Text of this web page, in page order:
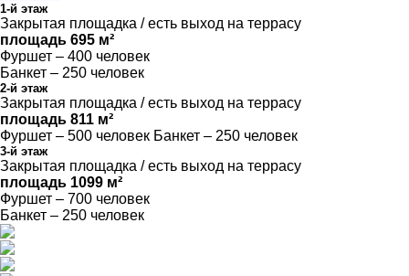
1-й этаж
Закрытая площадка / есть выход на террасу
площадь 695 м²
Фуршет – 400 человек
Банкет – 250 человек
2-й этаж
Закрытая площадка / есть выход на террасу
площадь 811 м²
Фуршет – 500 человек Банкет – 250 человек
3-й этаж
Закрытая площадка / есть выход на террасу
площадь 1099 м²
Фуршет – 700 человек
Банкет – 250 человек